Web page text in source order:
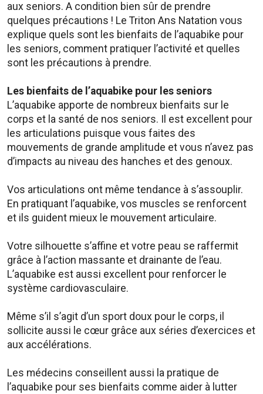
aux seniors. A condition bien sûr de prendre
quelques précautions ! Le Triton Ans Natation vous
explique quels sont les bienfaits de l’aquabike pour
les seniors, comment pratiquer l’activité et quelles
sont les précautions à prendre.
Les bienfaits de l’aquabike pour les seniors
L’aquabike apporte de nombreux bienfaits sur le
corps et la santé de nos seniors. Il est excellent pour
les articulations puisque vous faites des
mouvements de grande amplitude et vous n’avez pas
d’impacts au niveau des hanches et des genoux.
Vos articulations ont même tendance à s’assouplir.
En pratiquant l’aquabike, vos muscles se renforcent
et ils guident mieux le mouvement articulaire.
Votre silhouette s’affine et votre peau se raffermit
grâce à l’action massante et drainante de l’eau.
L’aquabike est aussi excellent pour renforcer le
système cardiovasculaire.
Même s’il s’agit d’un sport doux pour le corps, il
sollicite aussi le cœur grâce aux séries d’exercices et
aux accélérations.
Les médecins conseillent aussi la pratique de
l’aquabike pour ses bienfaits comme aider à lutter